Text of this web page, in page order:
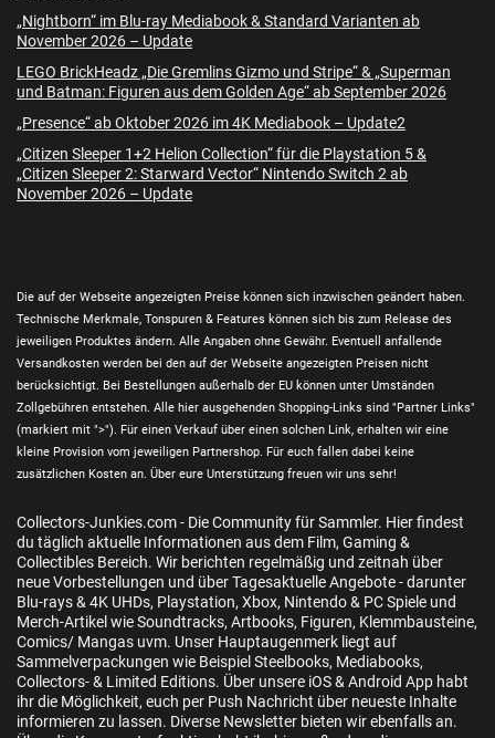
„Nightborn“ im Blu-ray Mediabook & Standard Varianten ab
November 2026 – Update
LEGO BrickHeadz „Die Gremlins Gizmo und Stripe“ & „Superman
und Batman: Figuren aus dem Golden Age“ ab September 2026
„Presence“ ab Oktober 2026 im 4K Mediabook – Update2
„Citizen Sleeper 1+2 Helion Collection“ für die Playstation 5 &
„Citizen Sleeper 2: Starward Vector“ Nintendo Switch 2 ab
November 2026 – Update
Die auf der Webseite angezeigten Preise können sich inzwischen geändert haben.
Technische Merkmale, Tonspuren & Features können sich bis zum Release des
jeweiligen Produktes ändern. Alle Angaben ohne Gewähr. Eventuell anfallende
Versandkosten werden bei den auf der Webseite angezeigten Preisen nicht
berücksichtigt. Bei Bestellungen außerhalb der EU können unter Umständen
Zollgebühren entstehen. Alle hier ausgehenden Shopping-Links sind "Partner Links"
(markiert mit ">"). Für einen Verkauf über einen solchen Link, erhalten wir eine
kleine Provision vom jeweiligen Partnershop. Für euch fallen dabei keine
zusätzlichen Kosten an. Über eure Unterstützung freuen wir uns sehr!
Collectors-Junkies.com - Die Community für Sammler. Hier findest
du täglich aktuelle Informationen aus dem Film, Gaming &
Collectibles Bereich. Wir berichten regelmäßig und zeitnah über
neue Vorbestellungen und über Tagesaktuelle Angebote - darunter
Blu-rays & 4K UHDs, Playstation, Xbox, Nintendo & PC Spiele und
Merch-Artikel wie Soundtracks, Artbooks, Figuren, Klemmbausteine,
Comics/ Mangas uvm. Unser Hauptaugenmerk liegt auf
Sammelverpackungen wie Beispiel Steelbooks, Mediabooks,
Collectors- & Limited Editions. Über unsere iOS & Android App habt
ihr die Möglichkeit, euch per Push Nachricht über neueste Inhalte
informieren zu lassen. Diverse Newsletter bieten wir ebenfalls an.